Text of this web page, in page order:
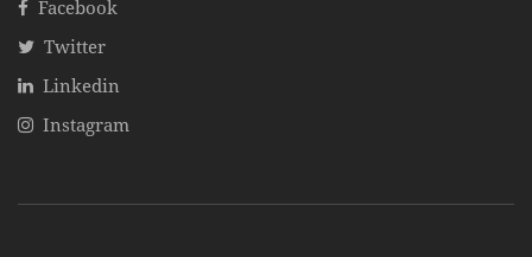
Facebook
Twitter
Linkedin
Instagram